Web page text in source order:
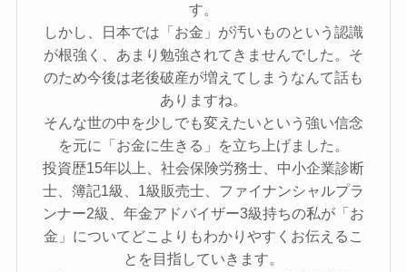
す。
しかし、日本では「お金」が汚いものという認識
が根強く、あまり勉強されてきませんでした。そ
のため今後は老後破産が増えてしまうなんて話も
ありますね。
そんな世の中を少しでも変えたいという強い信念
を元に「お金に生きる」を立ち上げました。
投資歴15年以上、社会保険労務士、中小企業診断
士、簿記1級、1級販売士、ファイナンシャルプラ
ンナー2級、年金アドバイザー3級持ちの私が「お
金」についてどこよりもわかりやすくお伝えるこ
とを目指していきます。